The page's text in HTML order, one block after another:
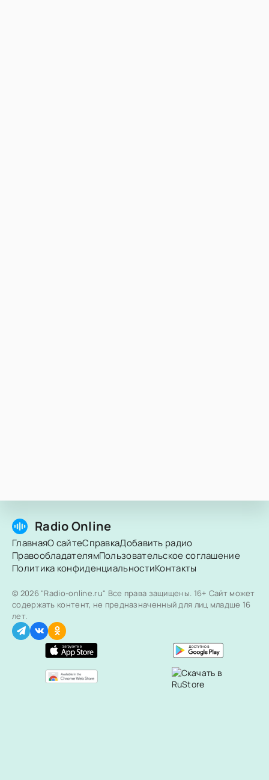
Radio Online
ГлавнаяО сайтеСправкаДобавить радио
ПравообладателямПользовательское соглашение
Политика конфиденциальностиКонтакты
© 2026 "Radio-online.ru" Все права защищены. 16+ Сайт может
содержать контент, не предназначенный для лиц младше 16
лет.